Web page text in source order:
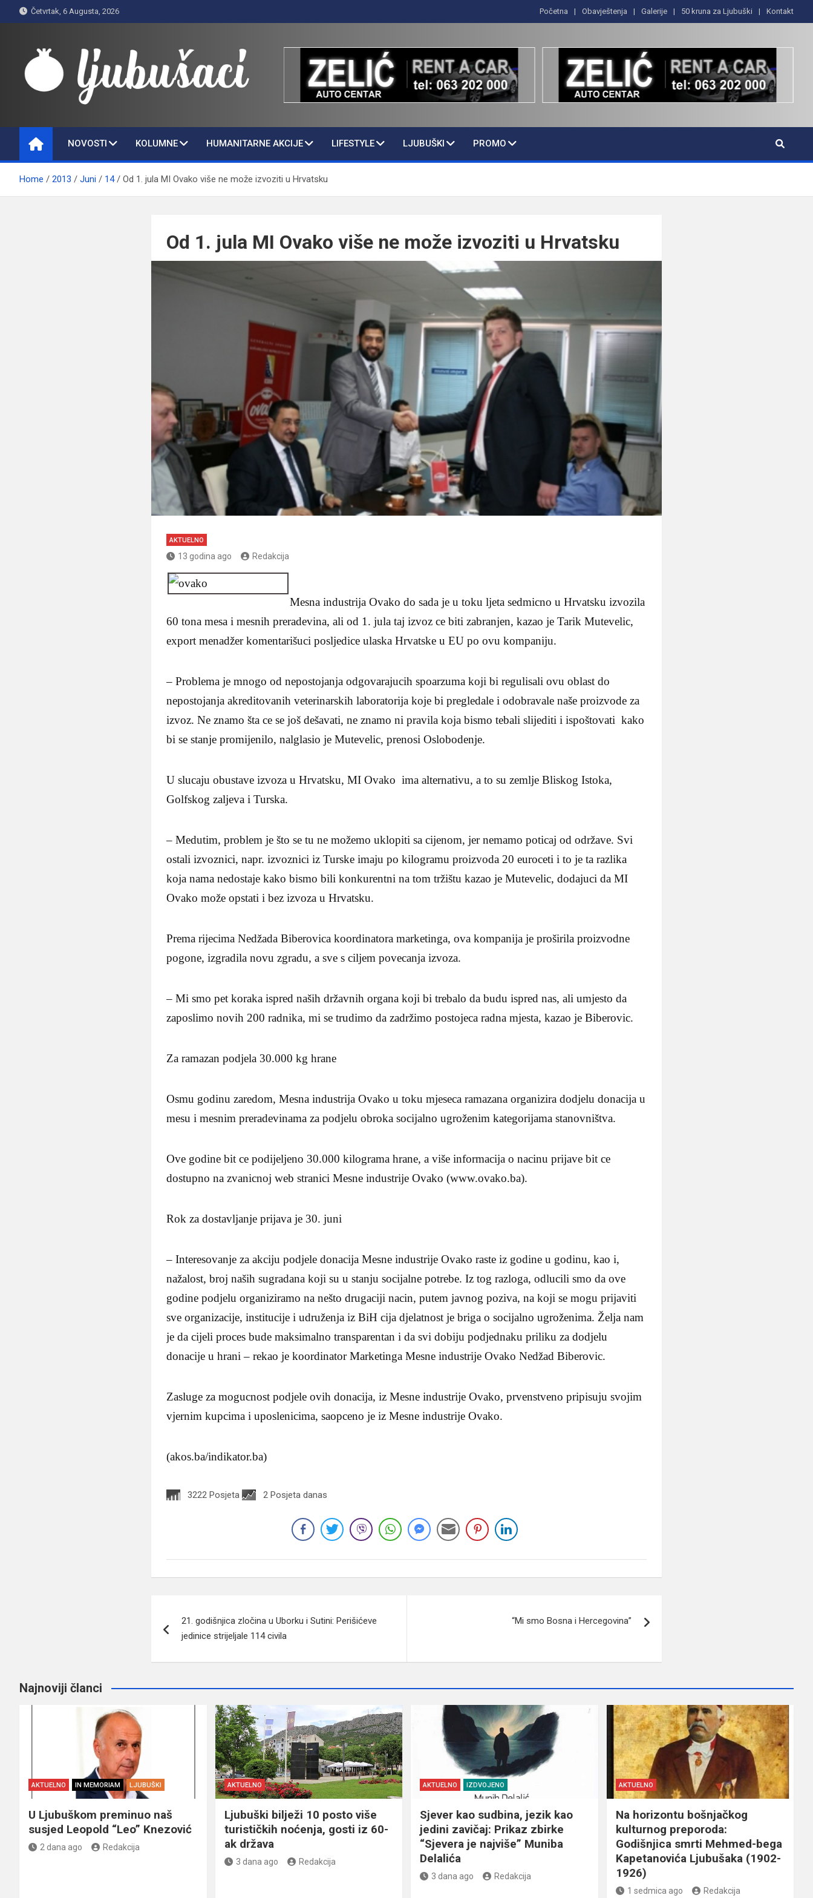
to
Četvrtak, 6 Augusta, 2026 Početna Obavještenja Galerije 50 kruna za Ljubuški Kontakt
Ljubušaci
NOVOSTI KOLUMNE HUMANITARNE AKCIJE LIFESTYLE LJUBUŠKI PROMO
Home 2013 Juni 14 Od 1. jula MI Ovako više ne može izvoziti u Hrvatsku
Od 1. jula MI Ovako više ne može izvoziti u Hrvatsku
AKTUELNO
13 godina ago Redakcija
Mesna industrija Ovako do sada je u toku ljeta sedmicno u Hrvatsku izvozila
60 tona mesa i mesnih preradevina, ali od 1. jula taj izvoz ce biti zabranjen, kazao je Tarik Mutevelic,
export menadžer komentarišuci posljedice ulaska Hrvatske u EU po ovu kompaniju.
– Problema je mnogo od nepostojanja odgovarajucih spoarzuma koji bi regulisali ovu oblast do
nepostojanja akreditovanih veterinarskih laboratorija koje bi pregledale i odobravale naše proizvode za
izvoz. Ne znamo šta ce se još dešavati, ne znamo ni pravila koja bismo tebali slijediti i ispoštovati kako
bi se stanje promijenilo, nalglasio je Mutevelic, prenosi Oslobodenje.
U slucaju obustave izvoza u Hrvatsku, MI Ovako ima alternativu, a to su zemlje Bliskog Istoka,
Golfskog zaljeva i Turska.
– Medutim, problem je što se tu ne možemo uklopiti sa cijenom, jer nemamo poticaj od održave. Svi
ostali izvoznici, napr. izvoznici iz Turske imaju po kilogramu proizvoda 20 euroceti i to je ta razlika
koja nama nedostaje kako bismo bili konkurentni na tom tržištu kazao je Mutevelic, dodajuci da MI
Ovako može opstati i bez izvoza u Hrvatsku.
Prema rijecima Nedžada Biberovica koordinatora marketinga, ova kompanija je proširila proizvodne
pogone, izgradila novu zgradu, a sve s ciljem povecanja izvoza.
– Mi smo pet koraka ispred naših državnih organa koji bi trebalo da budu ispred nas, ali umjesto da
zaposlimo novih 200 radnika, mi se trudimo da zadržimo postojeca radna mjesta, kazao je Biberovic.
Za ramazan podjela 30.000 kg hrane
Osmu godinu zaredom, Mesna industrija Ovako u toku mjeseca ramazana organizira dodjelu donacija u
mesu i mesnim preradevinama za podjelu obroka socijalno ugroženim kategorijama stanovništva.
Ove godine bit ce podijeljeno 30.000 kilograma hrane, a više informacija o nacinu prijave bit ce
dostupno na zvanicnoj web stranici Mesne industrije Ovako (www.ovako.ba).
Rok za dostavljanje prijava je 30. juni
– Interesovanje za akciju podjele donacija Mesne industrije Ovako raste iz godine u godinu, kao i,
nažalost, broj naših sugradana koji su u stanju socijalne potrebe. Iz tog razloga, odlucili smo da ove
godine podjelu organiziramo na nešto drugaciji nacin, putem javnog poziva, na koji se mogu prijaviti
sve organizacije, institucije i udruženja iz BiH cija djelatnost je briga o socijalno ugroženima. Želja nam
je da cijeli proces bude maksimalno transparentan i da svi dobiju podjednaku priliku za dodjelu
donacije u hrani – rekao je koordinator Marketinga Mesne industrije Ovako Nedžad Biberovic.
Zasluge za mogucnost podjele ovih donacija, iz Mesne industrije Ovako, prvenstveno pripisuju svojim
vjernim kupcima i uposlenicima, saopceno je iz Mesne industrije Ovako.
(akos.ba/indikator.ba)
3222 Posjeta 2 Posjeta danas
članaka
21. godišnjica zločina u Uborku i Sutini: Perišićeve
jedinice strijeljale 114 civila
“Mi smo Bosna i Hercegovina”
Najnoviji članci
AKTUELNO IN MEMORIAM LJUBUŠKI
U Ljubuškom preminuo naš
susjed Leopold “Leo” Knezović
2 dana ago Redakcija
AKTUELNO
Ljubuški bilježi 10 posto više
turističkih noćenja, gosti iz 60-
ak država
3 dana ago Redakcija
AKTUELNO IZDVOJENO
Sjever kao sudbina, jezik kao
jedini zavičaj: Prikaz zbirke
“Sjevera je najviše” Muniba
Delalića
3 dana ago Redakcija
AKTUELNO
Na horizontu bošnjačkog
kulturnog preporoda:
Godišnjica smrti Mehmed-bega
Kapetanovića Ljubušaka (1902-
1926)
1 sedmica ago Redakcija